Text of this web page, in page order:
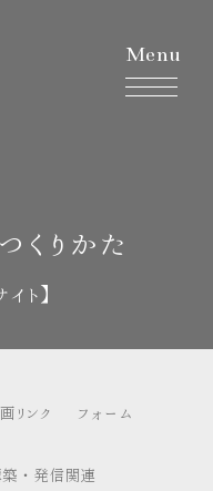
くりかた
ト】
リンク フォーム
・発信関連
Menu